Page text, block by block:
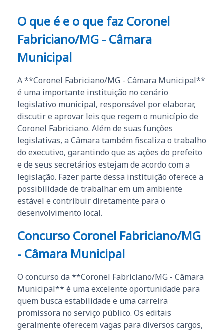
O que é e o que faz Coronel
Fabriciano/MG - Câmara
Municipal
A **Coronel Fabriciano/MG - Câmara Municipal**
é uma importante instituição no cenário
legislativo municipal, responsável por elaborar,
discutir e aprovar leis que regem o município de
Coronel Fabriciano. Além de suas funções
legislativas, a Câmara também fiscaliza o trabalho
do executivo, garantindo que as ações do prefeito
e de seus secretários estejam de acordo com a
legislação. Fazer parte dessa instituição oferece a
possibilidade de trabalhar em um ambiente
estável e contribuir diretamente para o
desenvolvimento local.
Concurso Coronel Fabriciano/MG
- Câmara Municipal
O concurso da **Coronel Fabriciano/MG - Câmara
Municipal** é uma excelente oportunidade para
quem busca estabilidade e uma carreira
promissora no serviço público. Os editais
geralmente oferecem vagas para diversos cargos,